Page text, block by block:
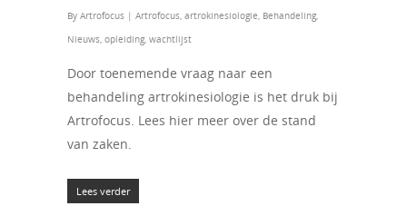
By Artrofocus | Artrofocus, artrokinesiologie, Behandeling,
Nieuws, opleiding, wachtlijst
Door toenemende vraag naar een
behandeling artrokinesiologie is het druk bij
Artrofocus. Lees hier meer over de stand
van zaken.
Lees verder